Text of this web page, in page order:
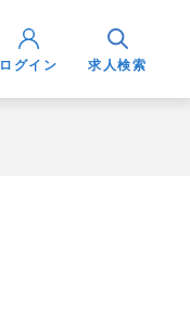
ログイン 求人検索